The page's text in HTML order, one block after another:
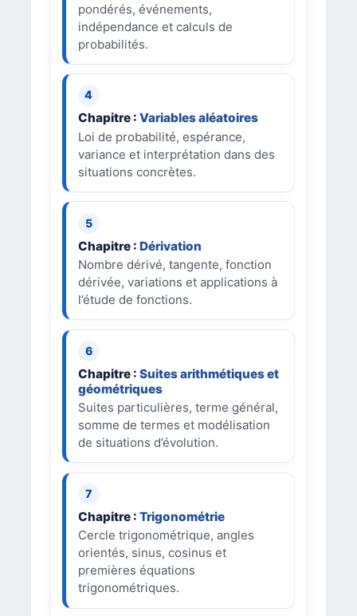
pondérés, événements,
indépendance et calculs de
probabilités.
Chapitre :Variables aléatoires
Loi de probabilité, espérance,
variance et interprétation dans des
situations concrètes.
Chapitre :Dérivation
Nombre dérivé, tangente, fonction
dérivée, variations et applications à
l’étude de fonctions.
Chapitre :Suites arithmétiques et
géométriques
Suites particulières, terme général,
somme de termes et modélisation
de situations d’évolution.
Chapitre :Trigonométrie
Cercle trigonométrique, angles
orientés, sinus, cosinus et
premières équations
trigonométriques.